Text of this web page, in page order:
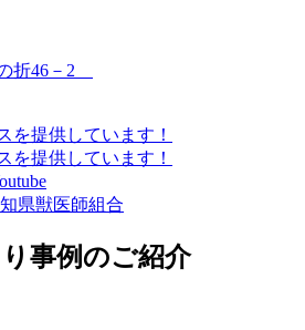
折46－2
事例のご紹介